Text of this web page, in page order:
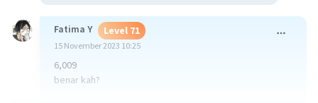
Fatima Y Level 71
15 November 2023 10:25
6,009
benar kah?